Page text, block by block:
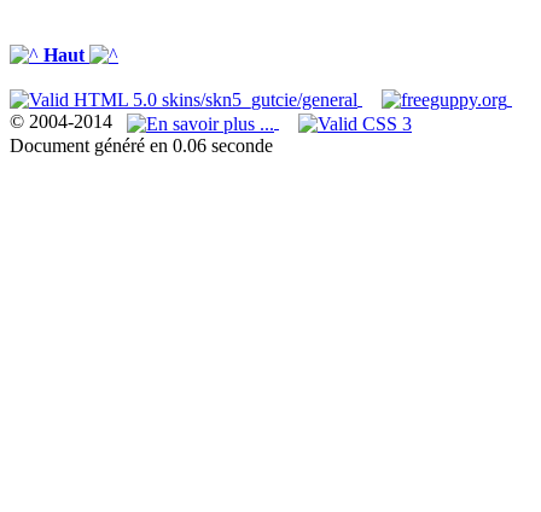
Haut
© 2004-2014
Document généré en 0.06 seconde